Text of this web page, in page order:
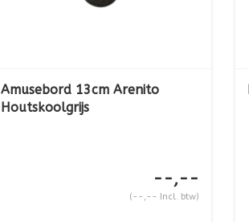
Amusebord 13cm Arenito
Houtskoolgrijs
--,--
(--,-- Incl. btw)